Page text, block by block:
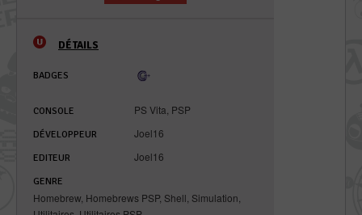
DÉTAILS
BADGES
CONSOLE PS Vita PSP
DÉVELOPPEUR Joel16
EDITEUR Joel16
GENRE
Homebrew Homebrews PSP, Shell Simulation